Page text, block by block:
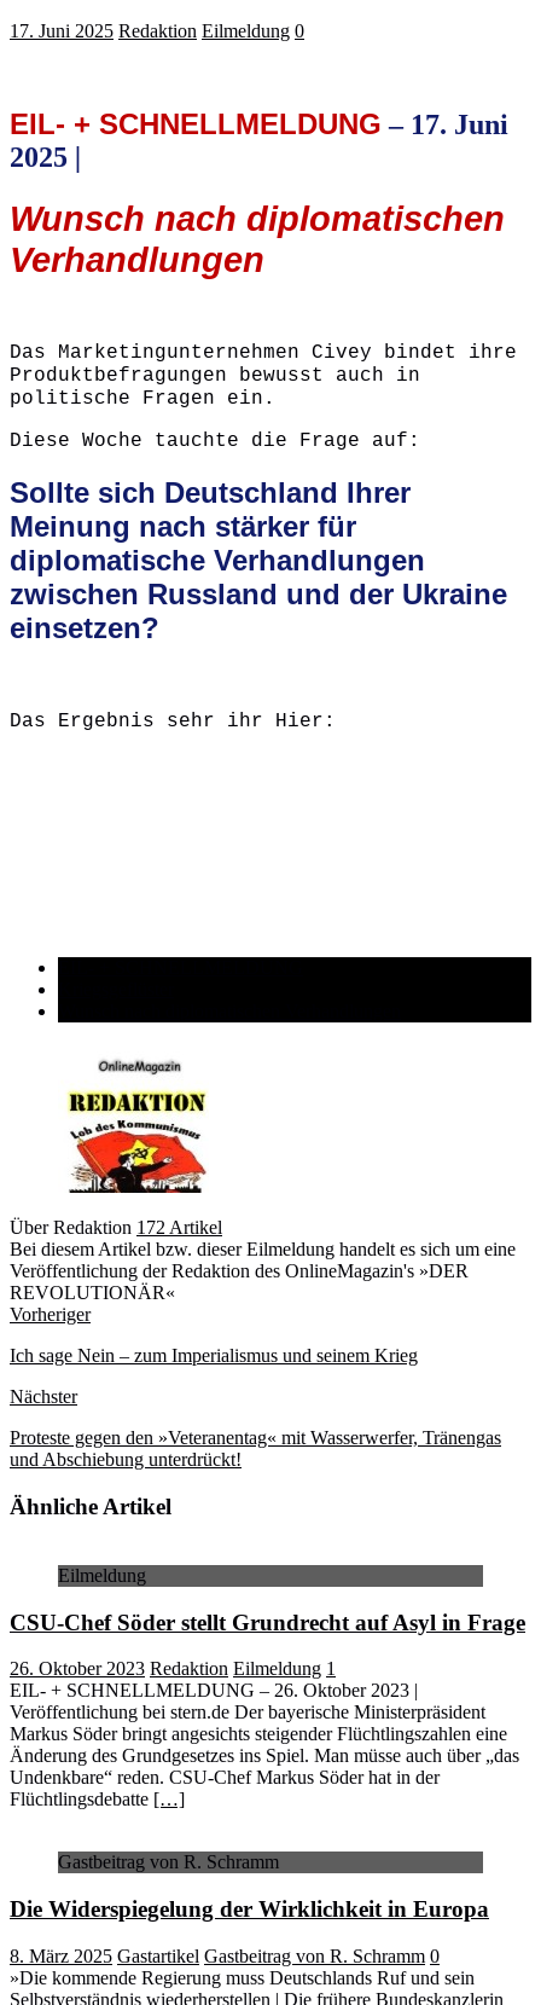
17. Juni 2025 Redaktion Eilmeldung 0
EIL- + SCHNELLMELDUNG – 17. Juni
2025 |
Wunsch nach diplomatischen
Verhandlungen
Das Marketingunternehmen Civey bindet ihre
Produktbefragungen bewusst auch in
politische Fragen ein.
Diese Woche tauchte die Frage auf:
Sollte sich Deutschland Ihrer
Meinung nach stärker für
diplomatische Verhandlungen
zwischen Russland und der Ukraine
einsetzen?
Das Ergebnis sehr ihr Hier:
Über Redaktion 172 Artikel
Bei diesem Artikel bzw. dieser Eilmeldung handelt es sich um eine
Veröffentlichung der Redaktion des OnlineMagazin's »DER
REVOLUTIONÄR«
Webseite
Vorheriger
Ich sage Nein – zum Imperialismus und seinem Krieg
Nächster
Proteste gegen den »Veteranentag« mit Wasserwerfer, Tränengas
und Abschiebung unterdrückt!
Ähnliche Artikel
Eilmeldung
CSU-Chef Söder stellt Grundrecht auf Asyl in Frage
26. Oktober 2023 Redaktion Eilmeldung 1
EIL- + SCHNELLMELDUNG – 26. Oktober 2023 |
Veröffentlichung bei stern.de Der bayerische Ministerpräsident
Markus Söder bringt angesichts steigender Flüchtlingszahlen eine
Änderung des Grundgesetzes ins Spiel. Man müsse auch über „das
Undenkbare“ reden. CSU-Chef Markus Söder hat in der
Flüchtlingsdebatte […]
Gastbeitrag von R. Schramm
Die Widerspiegelung der Wirklichkeit in Europa
8. März 2025 Gastartikel Gastbeitrag von R. Schramm 0
»Die kommende Regierung muss Deutschlands Ruf und sein
Selbstverständnis wiederherstellen | Die frühere Bundeskanzlerin